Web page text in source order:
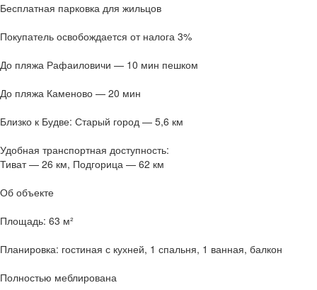
Бесплатная парковка для жильцов
Покупатель освобождается от налога 3%
До пляжа Рафаиловичи — 10 мин пешком
До пляжа Каменово — 20 мин
Близко к Будве: Старый город — 5,6 км
Удобная транспортная доступность:
Тиват — 26 км, Подгорица — 62 км
Об объекте
Площадь: 63 м²
Планировка: гостиная с кухней, 1 спальня, 1 ванная, балкон
Полностью меблирована